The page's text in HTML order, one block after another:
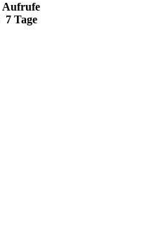
Aufrufe
7 Tage